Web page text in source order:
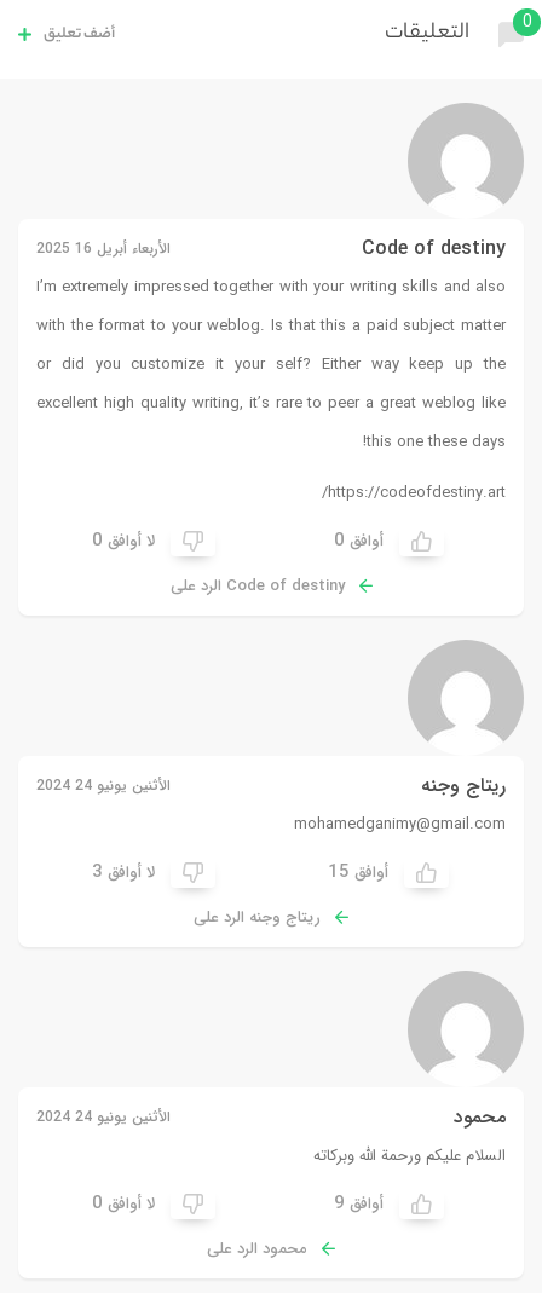
0 التعليقات أضف تعليق
Code of destiny الأربعاء أبريل 16 2025
I’m extremely impressed together with your writing skills and also
with the format to your weblog. Is that this a paid subject matter
or did you customize it your self? Either way keep up the
excellent high quality writing, it’s rare to peer a great weblog like
this one these days
!
https://codeofdestiny.art/
أوافق 0 لا أوافق 0
Code of destiny الرد على
ريتاج وجنه الأثنين يونيو 24 2024
mohamedganimy@gmail.com
أوافق 15 لا أوافق 3
ريتاج وجنه الرد على
محمود الأثنين يونيو 24 2024
السلام عليكم ورحمة الله وبركاته
أوافق 9 لا أوافق 0
محمود الرد على